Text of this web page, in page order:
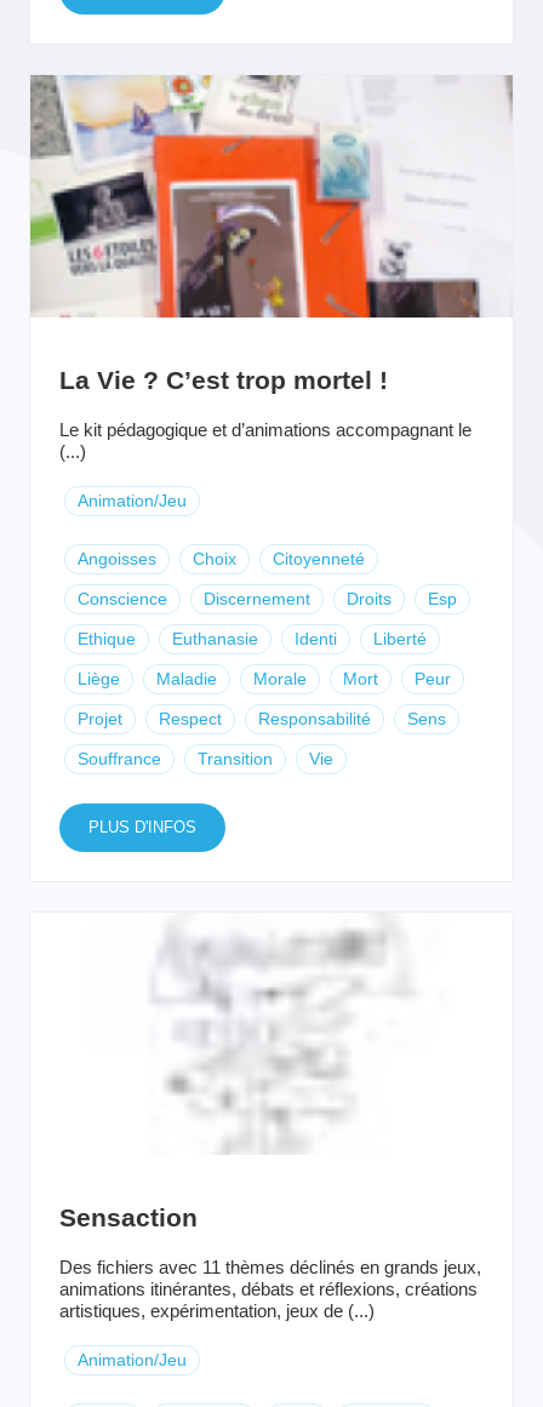
La Vie ? C’est trop mortel !
Le kit pédagogique et d’animations accompagnant le
(...)
Animation/Jeu
Angoisses Choix Citoyenneté
Conscience Discernement Droits Esp
Ethique Euthanasie Identi Liberté
Liège Maladie Morale Mort Peur
Projet Respect Responsabilité Sens
Souffrance Transition Vie
PLUS D'INFOS
Sensaction
Des fichiers avec 11 thèmes déclinés en grands jeux,
animations itinérantes, débats et réflexions, créations
artistiques, expérimentation, jeux de (...)
Animation/Jeu